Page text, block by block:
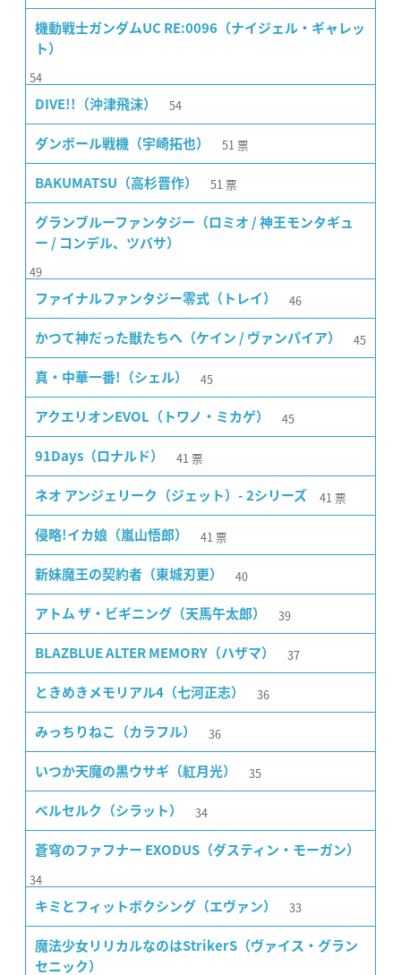
機動戦士ガンダムUC RE:0096（ナイジェル・ギャレッ
ト）
54
DIVE!!（沖津飛沫） 54
ダンボール戦機（宇崎拓也） 51 票
BAKUMATSU（高杉晋作） 51 票
グランブルーファンタジー（ロミオ / 神王モンタギュ
ー / コンデル、ツバサ）
49
ファイナルファンタジー零式（トレイ） 46
かつて神だった獣たちへ（ケイン / ヴァンパイア） 45
真・中華一番!（シェル） 45
アクエリオンEVOL（トワノ・ミカゲ） 45
91Days（ロナルド） 41 票
ネオ アンジェリーク（ジェット）- 2シリーズ 41 票
侵略!イカ娘（嵐山悟郎） 41 票
新妹魔王の契約者（東城刃更） 40
アトム ザ・ビギニング（天馬午太郎） 39
BLAZBLUE ALTER MEMORY（ハザマ） 37
ときめきメモリアル4（七河正志） 36
みっちりねこ（カラフル） 36
いつか天魔の黒ウサギ（紅月光） 35
ベルセルク（シラット） 34
蒼穹のファフナー EXODUS（ダスティン・モーガン）
34
キミとフィットボクシング（エヴァン） 33
魔法少女リリカルなのはStrikerS（ヴァイス・グラン
セニック）